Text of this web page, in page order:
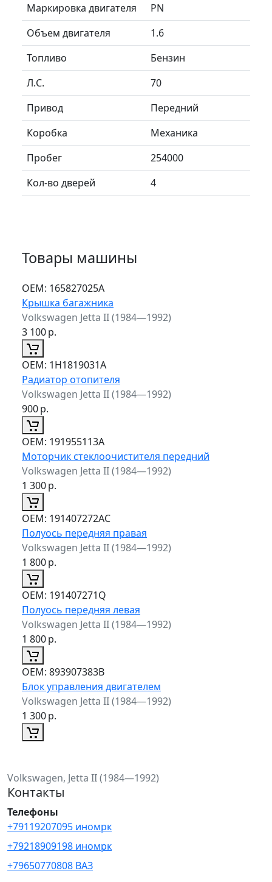
Маркировка двигателя
PN
Объем двигателя
1.6
Топливо
Бензин
Л.C.
70
Привод
Передний
Коробка
Механика
Пробег
254000
Кол-во дверей
4
Товары машины
ОЕМ: 165827025A
Крышка багажника
Volkswagen Jetta II (1984—1992)
3 100р.
ОЕМ: 1H1819031A
Радиатор отопителя
Volkswagen Jetta II (1984—1992)
900р.
ОЕМ: 191955113A
Моторчик стеклоочистителя передний
Volkswagen Jetta II (1984—1992)
1 300р.
ОЕМ: 191407272AC
Полуось передняя правая
Volkswagen Jetta II (1984—1992)
1 800р.
ОЕМ: 191407271Q
Полуось передняя левая
Volkswagen Jetta II (1984—1992)
1 800р.
ОЕМ: 893907383B
Блок управления двигателем
Volkswagen Jetta II (1984—1992)
1 300р.
Volkswagen, Jetta II (1984—1992)
Контакты
Телефоны
+79119207095 иномрк
+79218909198 иномрк
+79650770808 ВАЗ